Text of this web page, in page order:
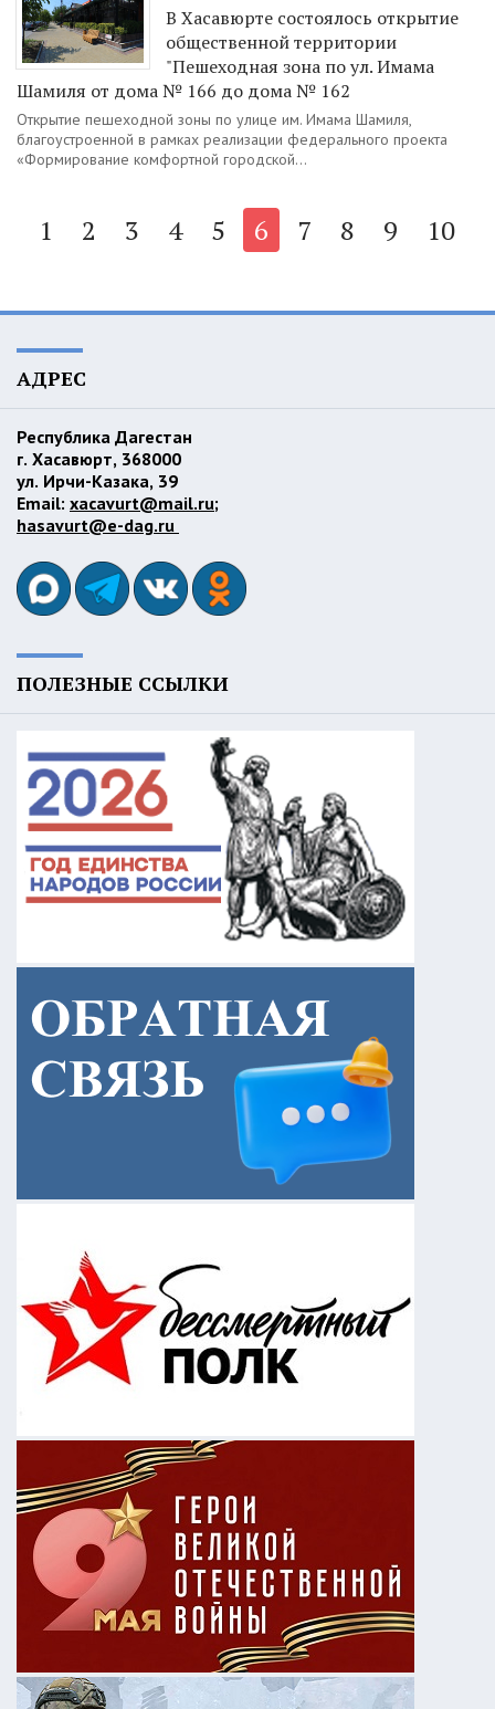
В Хасавюрте состоялось открытие
общественной территории
"Пешеходная зона по ул. Имама
Шамиля от дома № 166 до дома № 162
Открытие пешеходной зоны по улице им. Имама Шамиля,
благоустроенной в рамках реализации федерального проекта
«Формирование комфортной городской...
1 2 3 4 5 6 7 8 9 10
АДРЕС
Республика Дагестан
г. Хасавюрт, 368000
ул. Ирчи-Казака, 39
Email: xacavurt@mail.ru;
hasavurt@e-dag.ru
ПОЛЕЗНЫЕ ССЫЛКИ